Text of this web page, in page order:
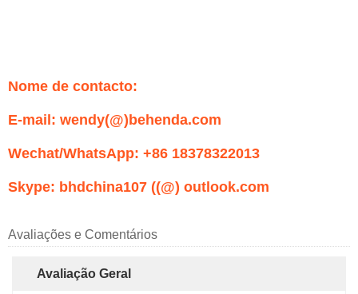
Nome de contacto:
E-mail: wendy(@)behenda.com
Wechat/WhatsApp: +86 18378322013
Skype: bhdchina107 ((@) outlook.com
Avaliações e Comentários
Avaliação Geral